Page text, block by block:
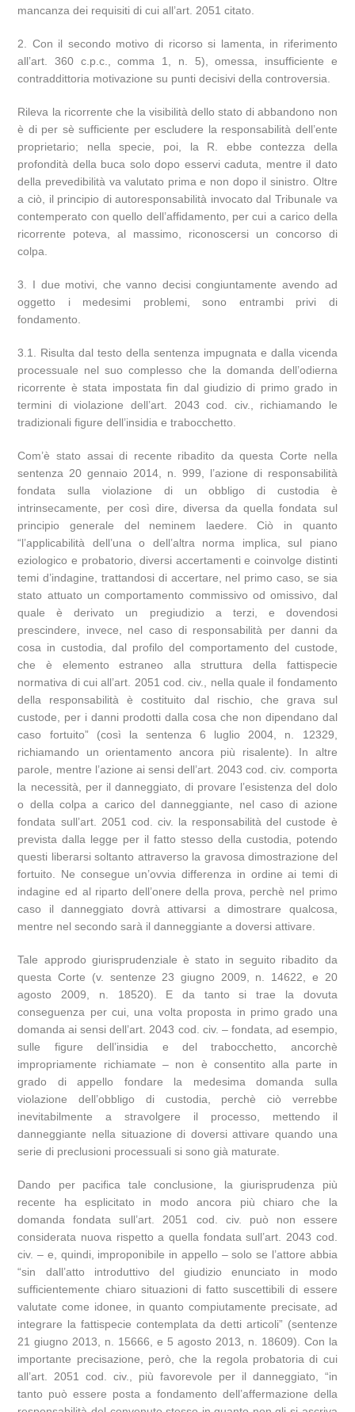
mancanza dei requisiti di cui all’art. 2051 citato.
2. Con il secondo motivo di ricorso si lamenta, in riferimento
all’art. 360 c.p.c., comma 1, n. 5), omessa, insufficiente e
contraddittoria motivazione su punti decisivi della controversia.
Rileva la ricorrente che la visibilità dello stato di abbandono non
è di per sè sufficiente per escludere la responsabilità dell’ente
proprietario; nella specie, poi, la R. ebbe contezza della
profondità della buca solo dopo esservi caduta, mentre il dato
della prevedibilità va valutato prima e non dopo il sinistro. Oltre
a ciò, il principio di autoresponsabilità invocato dal Tribunale va
contemperato con quello dell’affidamento, per cui a carico della
ricorrente poteva, al massimo, riconoscersi un concorso di
colpa.
3. I due motivi, che vanno decisi congiuntamente avendo ad
oggetto i medesimi problemi, sono entrambi privi di
fondamento.
3.1. Risulta dal testo della sentenza impugnata e dalla vicenda
processuale nel suo complesso che la domanda dell’odierna
ricorrente è stata impostata fin dal giudizio di primo grado in
termini di violazione dell’art. 2043 cod. civ., richiamando le
tradizionali figure dell’insidia e trabocchetto.
Com’è stato assai di recente ribadito da questa Corte nella
sentenza 20 gennaio 2014, n. 999, l’azione di responsabilità
fondata sulla violazione di un obbligo di custodia è
intrinsecamente, per così dire, diversa da quella fondata sul
principio generale del neminem laedere. Ciò in quanto
“l’applicabilità dell’una o dell’altra norma implica, sul piano
eziologico e probatorio, diversi accertamenti e coinvolge distinti
temi d’indagine, trattandosi di accertare, nel primo caso, se sia
stato attuato un comportamento commissivo od omissivo, dal
quale è derivato un pregiudizio a terzi, e dovendosi
prescindere, invece, nel caso di responsabilità per danni da
cosa in custodia, dal profilo del comportamento del custode,
che è elemento estraneo alla struttura della fattispecie
normativa di cui all’art. 2051 cod. civ., nella quale il fondamento
della responsabilità è costituito dal rischio, che grava sul
custode, per i danni prodotti dalla cosa che non dipendano dal
caso fortuito” (così la sentenza 6 luglio 2004, n. 12329,
richiamando un orientamento ancora più risalente). In altre
parole, mentre l’azione ai sensi dell’art. 2043 cod. civ. comporta
la necessità, per il danneggiato, di provare l’esistenza del dolo
o della colpa a carico del danneggiante, nel caso di azione
fondata sull’art. 2051 cod. civ. la responsabilità del custode è
prevista dalla legge per il fatto stesso della custodia, potendo
questi liberarsi soltanto attraverso la gravosa dimostrazione del
fortuito. Ne consegue un’ovvia differenza in ordine ai temi di
indagine ed al riparto dell’onere della prova, perchè nel primo
caso il danneggiato dovrà attivarsi a dimostrare qualcosa,
mentre nel secondo sarà il danneggiante a doversi attivare.
Tale approdo giurisprudenziale è stato in seguito ribadito da
questa Corte (v. sentenze 23 giugno 2009, n. 14622, e 20
agosto 2009, n. 18520). E da tanto si trae la dovuta
conseguenza per cui, una volta proposta in primo grado una
domanda ai sensi dell’art. 2043 cod. civ. – fondata, ad esempio,
sulle figure dell’insidia e del trabocchetto, ancorchè
impropriamente richiamate – non è consentito alla parte in
grado di appello fondare la medesima domanda sulla
violazione dell’obbligo di custodia, perchè ciò verrebbe
inevitabilmente a stravolgere il processo, mettendo il
danneggiante nella situazione di doversi attivare quando una
serie di preclusioni processuali si sono già maturate.
Dando per pacifica tale conclusione, la giurisprudenza più
recente ha esplicitato in modo ancora più chiaro che la
domanda fondata sull’art. 2051 cod. civ. può non essere
considerata nuova rispetto a quella fondata sull’art. 2043 cod.
civ. – e, quindi, improponibile in appello – solo se l’attore abbia
“sin dall’atto introduttivo del giudizio enunciato in modo
sufficientemente chiaro situazioni di fatto suscettibili di essere
valutate come idonee, in quanto compiutamente precisate, ad
integrare la fattispecie contemplata da detti articoli” (sentenze
21 giugno 2013, n. 15666, e 5 agosto 2013, n. 18609). Con la
importante precisazione, però, che la regola probatoria di cui
all’art. 2051 cod. civ., più favorevole per il danneggiato, “in
tanto può essere posta a fondamento dell’affermazione della